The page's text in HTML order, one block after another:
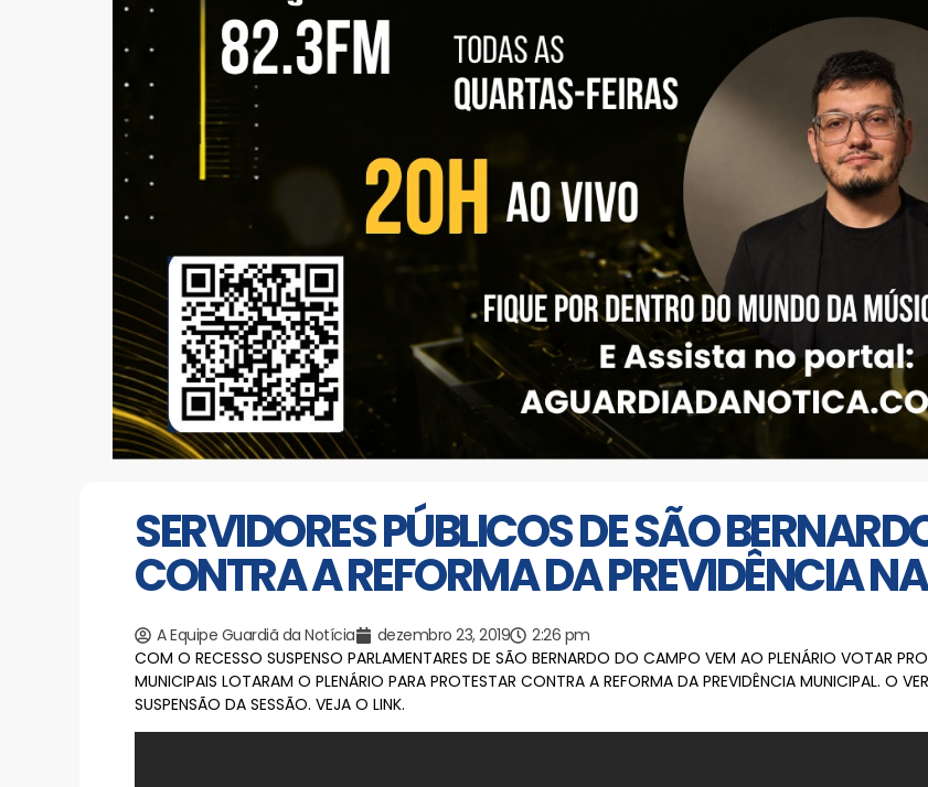
SERVIDORES PÚBLICOS DE SÃO
CONTRA A REFORMA DA PREVIDÊNCIA
A Equipe Guardiã da Notícia dezembro 23, 2019
2:26 pm
COM O RECESSO SUSPENSO PARLAMENTARES DE SÃO BERNARDO DO CAMPO VEM AO PLENÁRIO VOTAR
MUNICIPAIS LOTARAM O PLENÁRIO PARA PROTESTAR CONTRA A REFORMA DA PREVIDÊNCIA MUNICIPAL. O
SUSPENSÃO DA SESSÃO. VEJA O LINK.